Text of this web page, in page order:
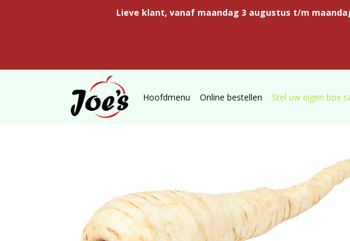
Lieve klant, vanaf maandag 3 augustus t/m
Hoofdmenu Online bestellen Stel uw eigen box